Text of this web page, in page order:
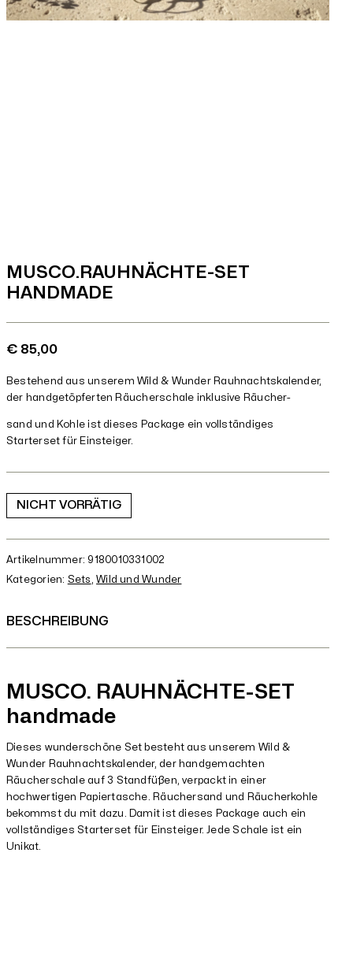
MUSCO.RAUHNÄCHTE-SET
HANDMADE
€ 85,00
Bestehend aus unserem Wild & Wunder Rauhnachtskalender,
der handgetöpferten Räucherschale inklusive Räucher-
sand und Kohle ist dieses Package ein vollständiges
Starterset für Einsteiger.
NICHT VORRÄTIG
Artikelnummer:9180010331002
Kategorien: Sets ,Wild und Wunder
BESCHREIBUNG
MUSCO. RAUHNÄCHTE-SET
handmade
Dieses wunderschöne Set besteht aus unserem Wild &
Wunder Rauhnachtskalender, der handgemachten
Räucherschale auf 3 Standfüßen, verpackt in einer
hochwertigen Papiertasche. Räuchersand und Räucherkohle
bekommst du mit dazu. Damit ist dieses Package auch ein
vollständiges Starterset für Einsteiger. Jede Schale ist ein
Unikat.